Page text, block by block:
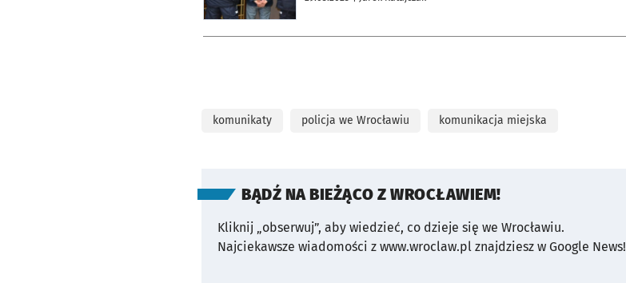
komunikaty policja we Wrocławiu komunikacja miejska
BĄDŹ NA BIEŻĄCO Z WROCŁAWIEM!
Kliknij „obserwuj”, aby wiedzieć, co dzieje się we Wrocławiu.
Najciekawsze wiadomości z www.wroclaw.pl znajdziesz w Google News!